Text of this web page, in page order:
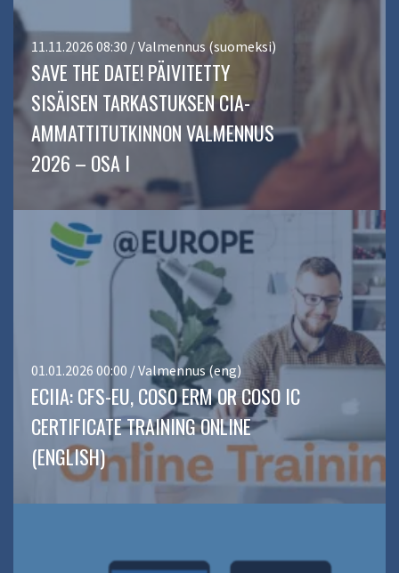
11.11.2026 08:30 / Valmennus (suomeksi)
SAVE THE DATE! PÄIVITETTY
SISÄISEN TARKASTUKSEN CIA-
AMMATTITUTKINNON VALMENNUS
2026 – OSA I
01.01.2026 00:00 / Valmennus (eng)
ECIIA: CFS-EU, COSO ERM OR COSO IC
CERTIFICATE TRAINING ONLINE
(ENGLISH)